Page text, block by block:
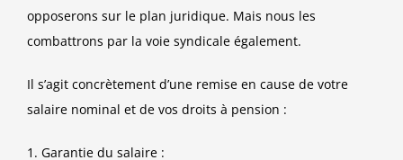
opposerons sur le plan juridique. Mais nous les
combattrons par la voie syndicale également.
Il s’agit concrètement d’une remise en cause de votre
salaire nominal et de vos droits à pension :
1. Garantie du salaire :